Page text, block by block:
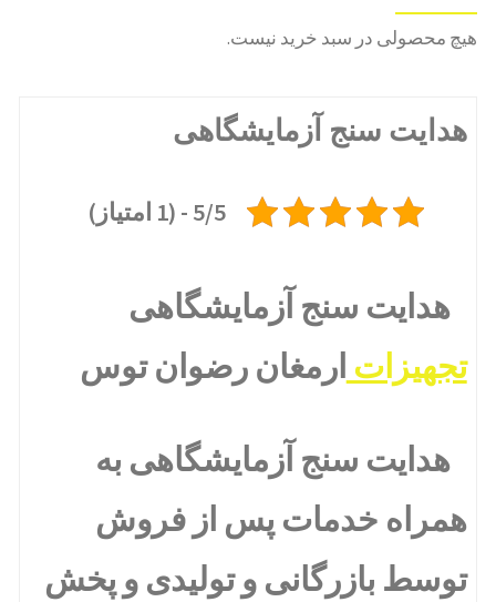
هیچ محصولی در سبد خرید نیست.
هدایت سنج آزمایشگاهی
5/5 - (1 امتیاز)
هدایت سنج آزمایشگاهی
تجهیزات ارمغان رضوان توس
هدایت سنج آزمایشگاهی به
همراه خدمات پس از فروش
توسط بازرگانی و تولیدی و پخش